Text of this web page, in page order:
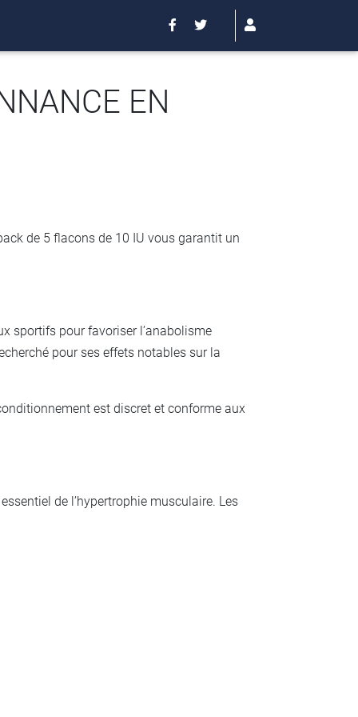
EN
de 5 flacons de 10 IU vous garantit un
sportifs pour favoriser l’anabolisme
pour ses effets notables sur la
est discret et conforme aux
de l’hypertrophie musculaire. Les